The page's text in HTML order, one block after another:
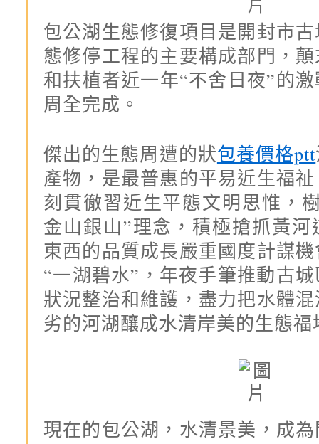
包公湖生態修復項目是開封市
態修停工程的主要構成部門，
和扶植者近一年“不舍日夜”的
周全完成。
傑出的生態周遭的狀包養價格ptt
產物，是最普惠的平易近生福
刻貫徹習近生平態文明思惟，
金山銀山”理念，積極搶抓黃
東西的品質成長嚴重國度計謀
“一湖碧水”，年夜手筆推動古
狀況整治和維護，盡力把水體
劣的河湖釀成水清岸美的生態
現在的包公湖，水清景美，成